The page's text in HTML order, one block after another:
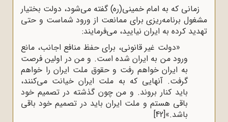
زمانی که به امام خمینی(ره) گفته می‌شود، دولت بختیار
مشغول برنامه‌ریزی برای ممانعت از ورود شماست و حتی
تهدید کرده به ایران نیایید، می‌فرمایند:
«دولت غیر قانونى، براى حفظ منافع اجانب، مانع
ورود من به ایران شده است. و من در اولین فرصت
به ایران خواهم رفت و حقوق ملت ایران را خواهم
گرفت. آنهایى که به ملت ایران خیانت مى‌کنند،
باید کنار بروند. و من چون گذشته در تصمیم خود
باقى هستم و ملت ایران باید در تصمیم خود باقى
باشد.»[42]